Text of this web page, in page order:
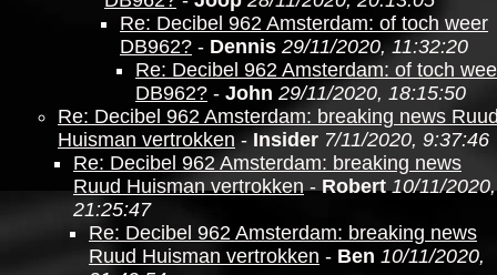
Re: Decibel 962 Amsterdam: of toch weer
DB962? - Dennis 29/11/2020, 11:32:20
Re: Decibel 962 Amsterdam: of toch
DB962? - John 29/11/2020, 18:15:50
Re: Decibel 962 Amsterdam: breaking news
Huisman vertrokken - Insider 7/11/2020, 9:37:46
Re: Decibel 962 Amsterdam: breaking news
Ruud Huisman vertrokken-Robert 10/11/2020,
21:25:47
Re: Decibel 962 Amsterdam: breaking news
Ruud Huisman vertrokken - Ben 10/11/2020,